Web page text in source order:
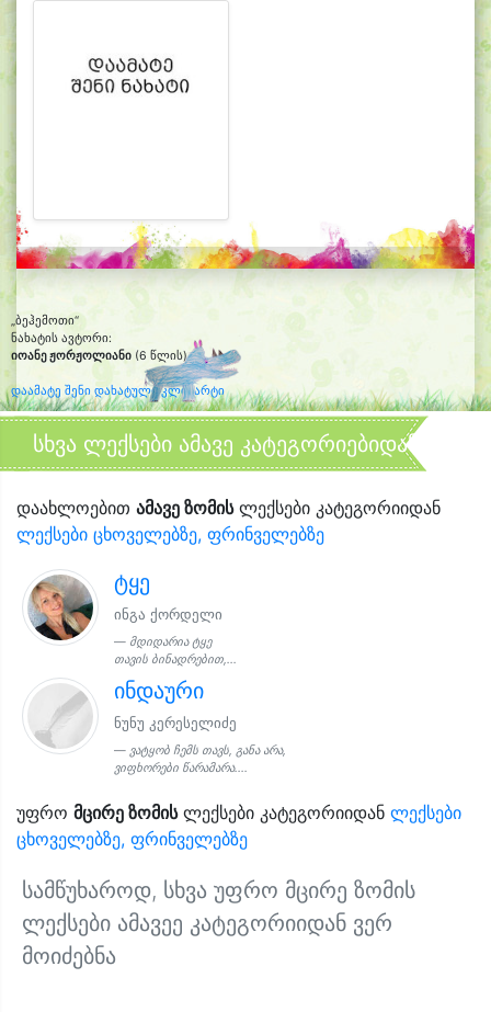
„ბეჰემოთი“
ნახატის ავტორი:
იოანე ჟორჟოლიანი (6 წლის)
დაამატე შენი დახატული კლიპარტი
სხვა ლექსები ამავე კატეგორიებიდან
დაახლოებით ამავე ზომისლექსები კატეგორიიდან
ლექსები ცხოველებზე, ფრინველებზე
ტყე
ინგა ქორდელი
მდიდარია ტყე
თავის ბინადრებით,...
ინდაური
ნუნუ კერესელიძე
ვატყობ ჩემს თავს, განა არა,
ვიფხორები წარამარა....
უფრო მცირე ზომისლექსები კატეგორიიდან ლექსები
ცხოველებზე, ფრინველებზე
სამწუხაროდ, სხვა უფრო მცირე ზომის
ლექსები ამავეე კატეგორიიდან ვერ
მოიძებნა